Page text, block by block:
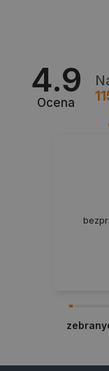
4.9
Ocena
Niezbędne
jak